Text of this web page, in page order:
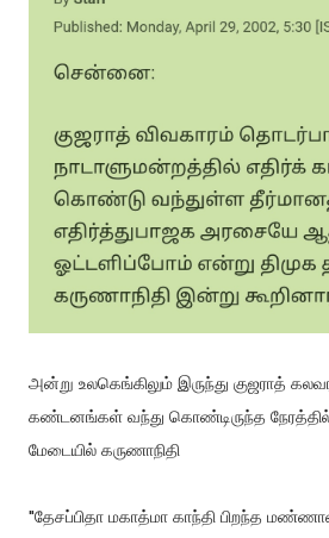
அன்று உலகெங்கிலும் இருந்து குஜராத்
கண்டனங்கள் வந்து கொண்டிருந்த
மேடையில் கருணாநிதி
"தேசப்பிதா மகாத்மா காந்தி பிறந்த